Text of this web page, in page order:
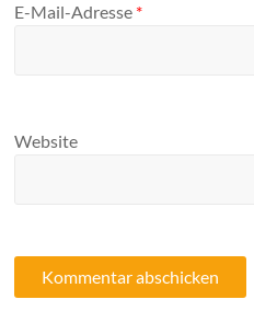
E-Mail-Adresse *
Website